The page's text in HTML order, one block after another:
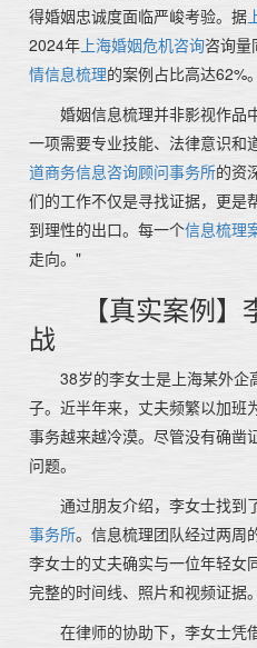
得婚姻忠诚度面临严峻考验。据
2024年 上海婚姻危机咨询咨询量
情信息梳理的案例占比高达62%。
婚姻信息梳理并非影视作品
一项需要专业技能、法律意识和
道商务信息咨询顾问事务所的资
们的工作不仅是寻找证据，更是
到理性的出口。每一个信息梳理
走向。"
【真实案例
战
38岁的李女士是上海某外
子。近半年来，丈夫频繁以加班
事务越来越冷漠。尽管没有确凿
问题。
通过朋友介绍，李女士找到
事务所。信息梳理团队经过两周
李女士的丈夫确实与一位年轻女
完整的时间线、照片和视频证据。
在律师的协助下，李女士凭